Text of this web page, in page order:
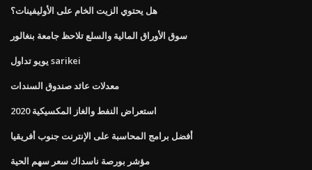
هل يحتوي الزيت الخام على الأوليفينات؟
سوق الأوراق المالية والسلع تلاحظ جامعة بنغالور
يويو تداول sarikei
معدلات عائد صندوق السندات
استعراض النفط والغاز المكسيكية 2020
أفضل برامج المحاسبة على الإنترنت جنوب أفريقيا
مؤشر بورصة ناسداك سعر سهم الحية